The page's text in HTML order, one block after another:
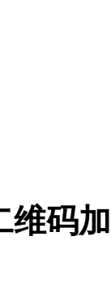
维码